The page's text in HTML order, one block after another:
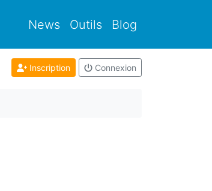
News Outils Blog
Inscription Connexion